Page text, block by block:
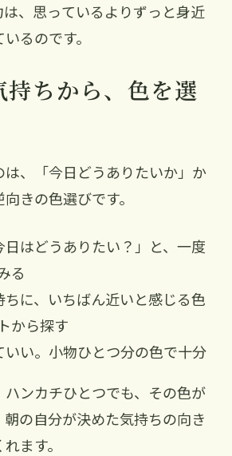
は、思っているよりずっと身近
るのです。
持ちから、色を選
は、「今日どうありたいか」か
きの色選びです。
はどうありたい？」と、一度
る
に、いちばん近いと感じる色
から探す
いい。小物ひとつ分の色で十分
ハンカチひとつでも、その色が
の自分が決めた気持ちの向き
ます。